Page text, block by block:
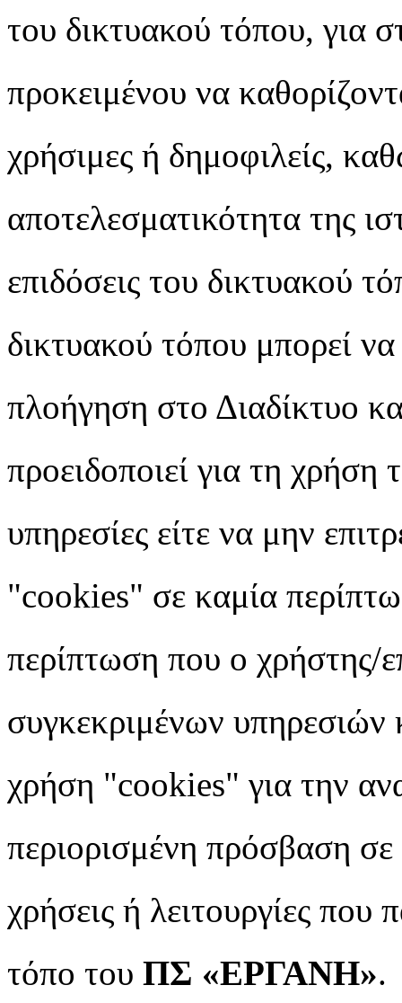
του δικτυακού τόπου, για
προκειμένου να
χρήσιμες ή δημοφιλείς,
αποτελεσματικότητα της
επιδόσεις του δικτυακού
δικτυακού τόπου μπορεί
πλοήγηση στο Διαδίκτυο
προειδοποιεί για τη
υπηρεσίες είτε να μην
"cookies" σε καμία
περίπτωση που ο χρήστης/
συγκεκριμένων υπηρεσιών
χρήση "cookies" για την
περιορισμένη πρόσβαση σε
χρήσεις ή λειτουργίες που
τόπο του ΠΣ «ΕΡΓΑΝΗ».